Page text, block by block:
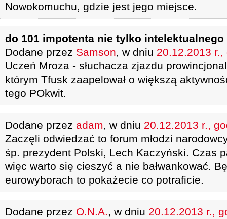
Nowokomuchu, gdzie jest jego miejsce.
do 101 impotenta nie tylko intelektualnego
Dodane przez Samson, w dniu 20.12.2013
Uczeń Mroza - słuchacza zjazdu
którym Tfusk zaapelował o większą
tego POkwit.
Dodane przez adam, w dniu 20.12.2013 r.,
Zaczęli odwiedzać to forum młodzi
śp. prezydent Polski, Lech Kaczyński. Czas
więc warto się cieszyć a nie bałwankować.
eurowyborach to pokażecie co potraficie.
Dodane przez O.N.A., w dniu 20.12.2013 r.,